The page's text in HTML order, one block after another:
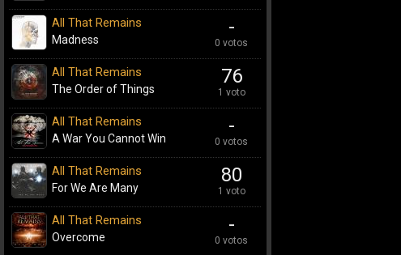
-
0 votos
All That Remains
Madness
76
1 voto
All That Remains
The Order of Things
-
0 votos
All That Remains
A War You Cannot Win
80
1 voto
All That Remains
For We Are Many
-
0 votos
All That Remains
Overcome